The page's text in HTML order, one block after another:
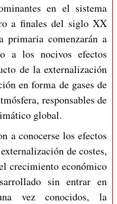
en el sistema
a finales del siglo XX
primaria comenzarán a
a los nocivos efectos
de la externalización
en forma de gases de
responsables de
global.
a conocerse los efectos
de costes,
crecimiento económico
sin entrar en
vez conocidos, la